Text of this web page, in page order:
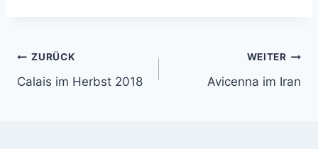
Beitragsnavigation
ZURÜCK
Calais im Herbst 2018
WEITER
Avicenna im Iran